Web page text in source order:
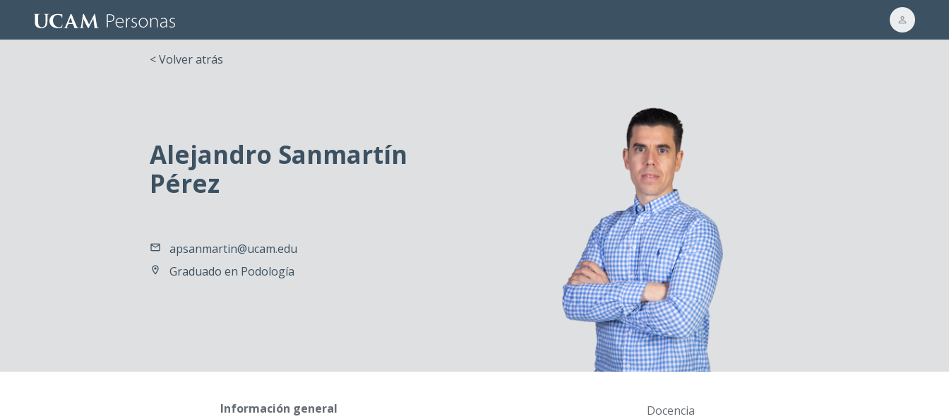
< Volver atrás
Alejandro Sanmartín
Pérez
apsanmartin@ucam.edu
Graduado en Podología
Información general Docencia